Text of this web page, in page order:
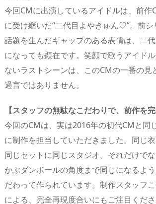
今回CMに出演しているアイドルは、前作
に受け継いだ“二代目よやきゅん♡”。前
話題を生んだギャップのある表情は、二
になっても顕在です。笑顔で歌うアイド
ないラストシーンは、このCMの一番の見
過言ではありません。
【スタッフの無駄なこだわりで、前作を完
今回のCMは、実は2016年の初代CMと同
に制作を担当していただきました。同じ衣
同じセットに同じスタジオ。それだけで
かぶダンボールの角度まで同じになるよ
だわって作られています。制作スタッフ
による、完全再現度合いにもご注目くださ